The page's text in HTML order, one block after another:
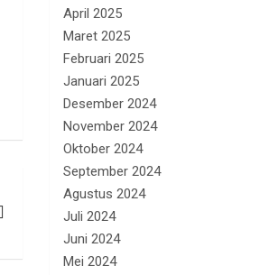
April 2025
Maret 2025
Februari 2025
Januari 2025
Desember 2024
November 2024
Oktober 2024
September 2024
Agustus 2024
Juli 2024
Juni 2024
Mei 2024